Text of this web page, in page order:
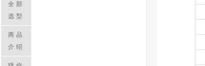
全部
选型
商品
介绍